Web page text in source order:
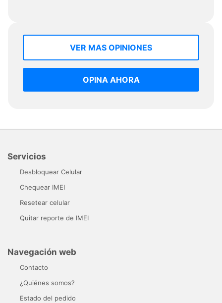
VER MAS OPINIONES
OPINA AHORA
Servicios
Desbloquear Celular
Chequear IMEI
Resetear celular
Quitar reporte de IMEI
Navegación web
Contacto
¿Quiénes somos?
Estado del pedido